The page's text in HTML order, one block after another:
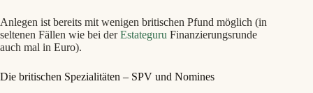
Anlegen ist bereits mit wenigen britischen Pfund möglich (in
seltenen Fällen wie bei derEstateguru Finanzierungsrunde
auch mal in Euro).
Die britischen Spezialitäten – SPV und Nomines